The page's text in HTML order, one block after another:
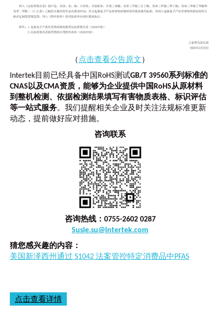
（ 点击查看公告原文 ）
Intertek目前已经具备中国RoHS测试GB/T 39560系列标准的
CNAS以及CMA资质，能够为企业提供中国RoHS从原材料
到整机检测、依据检测结果填写有害物质表格、标识评估
等一站式服务。我们提醒相关企业及时关注法规标准更新
动态，提前做好应对措施。
咨询联系
咨询热线：0755-2602 0287
Susie.su@intertek.com
猜您感兴趣的内容：
美国新泽西州通过 S1042 法案管控特定消费品中PFAS
点击查看详情